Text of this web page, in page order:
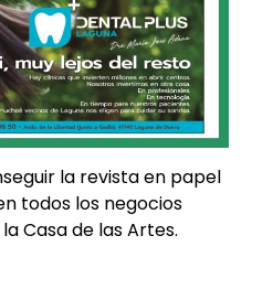
la revista en papel
todos los negocios
Casa de las Artes.